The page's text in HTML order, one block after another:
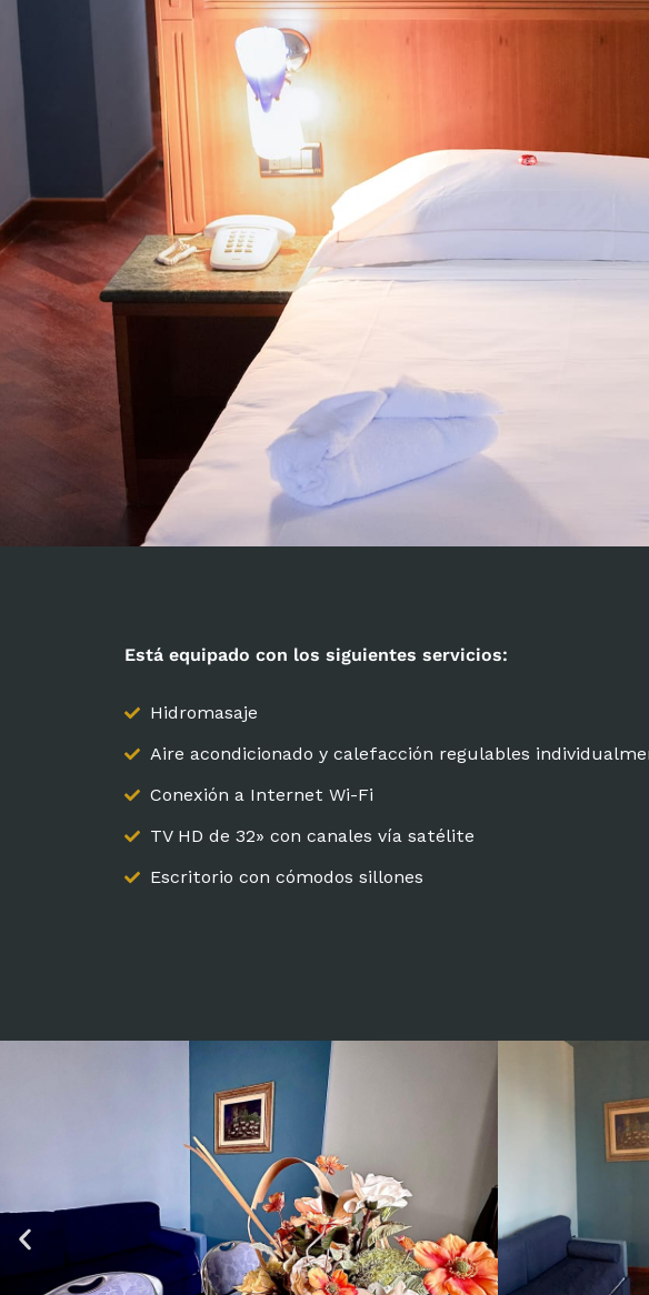
Está equipado con los siguientes servicios:
Hidromasaje
Aire acondicionado y calefacción regulables
Conexión a Internet Wi-Fi
TV HD de 32» con canales vía satélite
Escritorio con cómodos sillones